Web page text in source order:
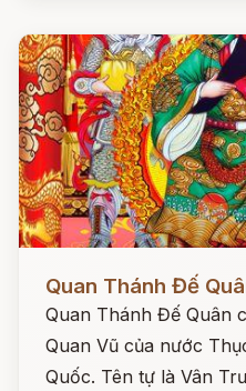
Quan Thánh Đế
Quan Thánh Đế Quân
Quan Vũ của nước
Quốc. Tên tự là Vân